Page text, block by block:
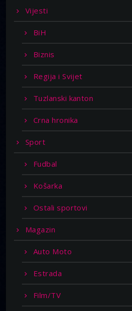
Vijesti
BiH
Biznis
Regija i Svijet
Tuzlanski kanton
Crna hronika
Sport
Fudbal
Košarka
Ostali sportovi
Magazin
Auto Moto
Estrada
Film/TV